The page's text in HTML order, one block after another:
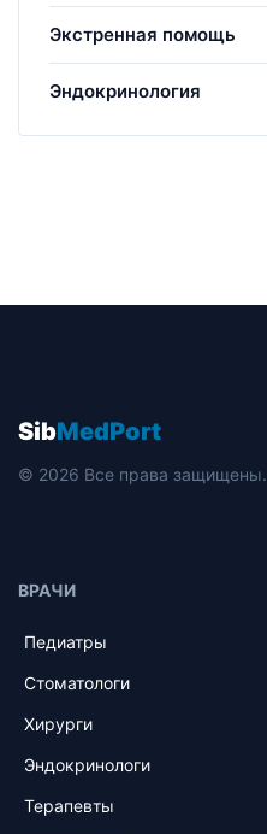
Экстренная помощь
Эндокринология
SibMedPort
© 2026 Все права защищены.
ВРАЧИ
Педиатры
Стоматологи
Хирурги
Эндокринологи
Терапевты